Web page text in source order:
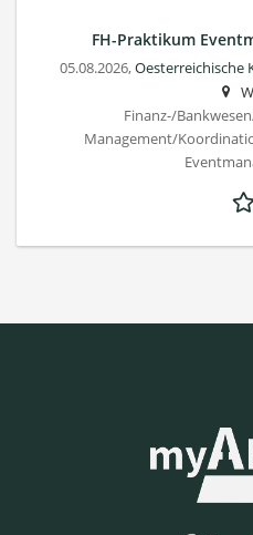
FH-Praktikum
05.08.2026,Oesterreichische
Finanz-/
Management/